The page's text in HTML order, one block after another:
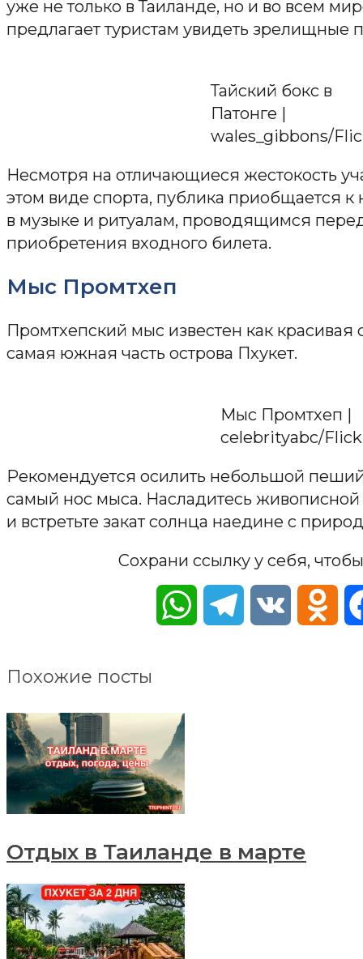
уже не только в Таиланде, но и во всем
предлагает туристам увидеть зрелищные
Тайский бокс в
Патонге |
wales_gibbons/
Несмотря на отличающиеся жестокость
этом виде спорта, публика приобщается
в музыке и ритуалам, проводящимся
приобретения входного билета.
Мыс Промтхеп
Промтхепский мыс известен как
самая южная часть острова Пхукет.
Мыс Промтхеп |
celebrityabc/
Рекомендуется осилить небольшой
самый нос мыса. Насладитесь
и встретьте закат солнца наедине с
Сохрани ссылку у себя,
WhatsAppTelegramVK
Похожие посты
Отдых в Таиланде в марте